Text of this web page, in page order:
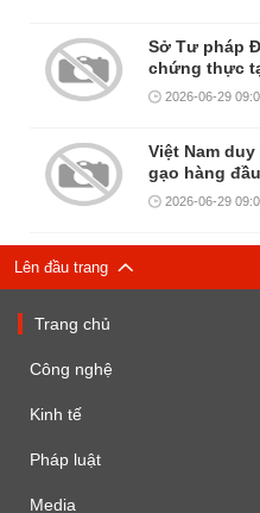
Sở Tư pháp
chứng thực
2026-06-29
Việt Nam
gạo hàng
2026-06-29
Lên đầu trang
Trang chủ
Công nghệ
Kinh tế
Pháp luật
Media